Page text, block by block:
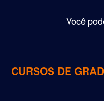
Você
CURSOS DE